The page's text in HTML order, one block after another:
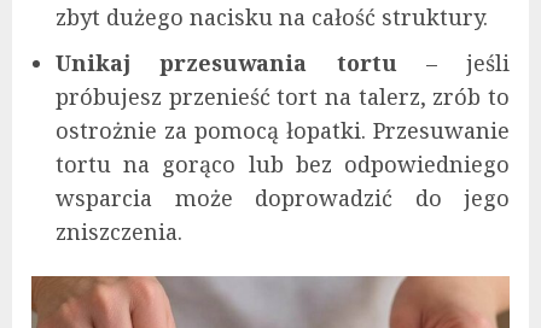
zbyt dużego nacisku na całość struktury.
Unikaj przesuwania tortu– jeśli
próbujesz przenieść tort na talerz, zrób to
ostrożnie za pomocą łopatki. Przesuwanie
tortu na gorąco lub bez odpowiedniego
wsparcia może doprowadzić do jego
zniszczenia.